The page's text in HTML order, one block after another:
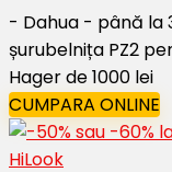
- Dahua - până la
șurubelnița PZ2
Hager de 1000 lei
CUMPARA ONLINE